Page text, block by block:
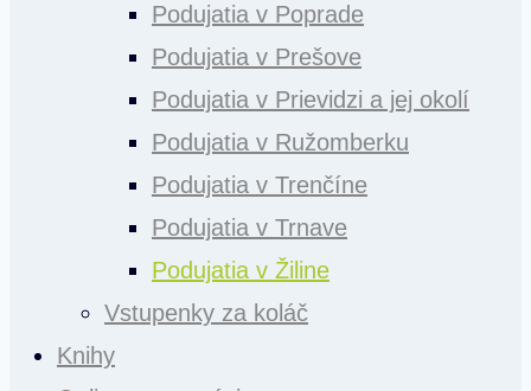
Podujatia v Poprade
Podujatia v Prešove
Podujatia v Prievidzi a jej okolí
Podujatia v Ružomberku
Podujatia v Trenčíne
Podujatia v Trnave
Podujatia v Žiline
Vstupenky za koláč
Knihy